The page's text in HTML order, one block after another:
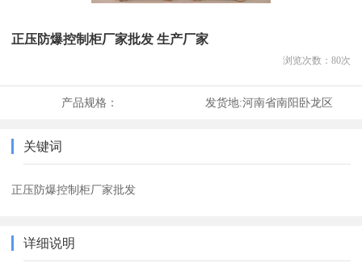
正压防爆控制柜厂家批发 生产厂家
浏览次数： 80次
产品规格： 发货地:河南省南阳卧龙区
关键词
正压防爆控制柜厂家批发
详细说明